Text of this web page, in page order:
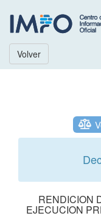
Volver
RENDICION
EJECUCION